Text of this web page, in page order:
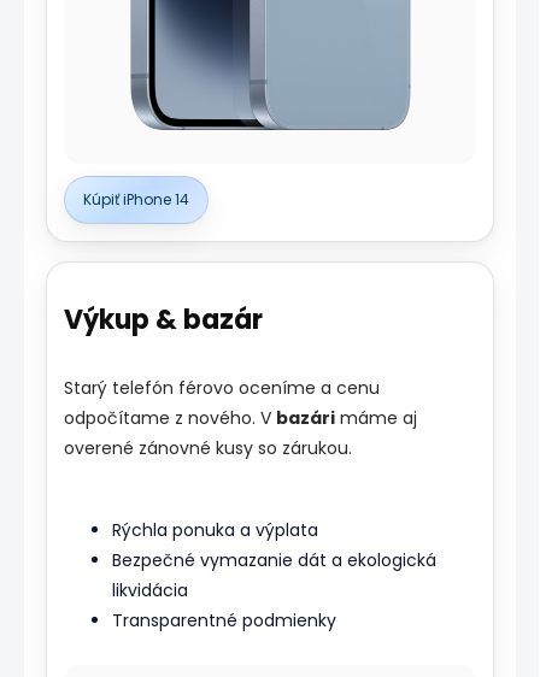
Kúpiť iPhone 14
Výkup & bazár
Starý telefón férovo oceníme a cenu
odpočítame z nového. V bazárimáme aj
overené zánovné kusy so zárukou.
Rýchla ponuka a výplata
Bezpečné vymazanie dát a ekologická
likvidácia
Transparentné podmienky